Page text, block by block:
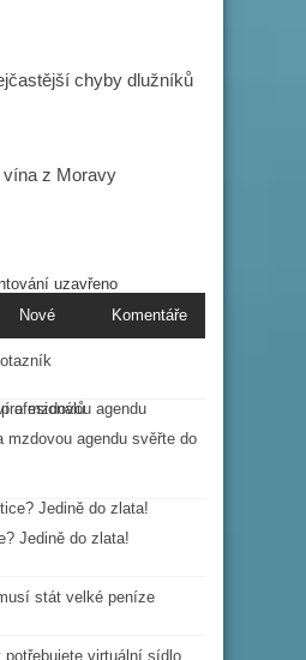
chyby dlužníků
vína z Moravy
uzavřeno
Nové Komentáře
mzdovou agendu svěřte do
Jedině do zlata!
stát velké peníze
virtuální sídlo